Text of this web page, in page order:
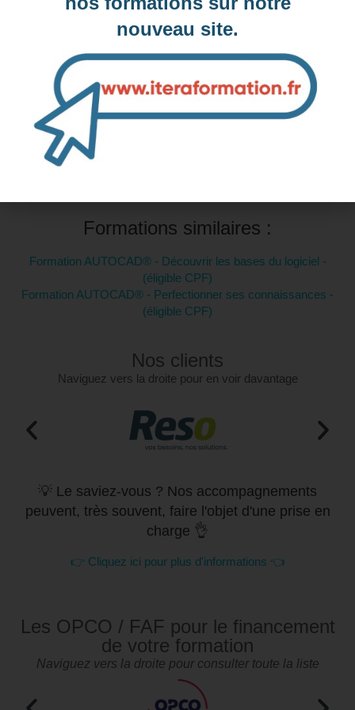
Contactez-nous pour demander votre inscription
Intra-entreprise et sur mesure
Formations similaires :
Formation AUTOCAD® - Découvrir les bases du logiciel -
(éligible CPF)
Formation AUTOCAD® - Perfectionner ses connaissances -
(éligible CPF)
Nos clients
Naviguez vers la droite pour en voir davantage
💡 Le saviez-vous ? Nos accompagnements
peuvent, très souvent, faire l'objet d'une prise en
charge 👌
👉 Cliquez ici pour plus d'informations 👈
Les OPCO / FAF pour le financement
de votre formation
Naviguez vers la droite pour consulter toute la liste
nouveau site.